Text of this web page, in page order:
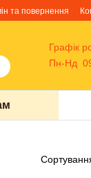
та повернення
Графік
Пн-Нд